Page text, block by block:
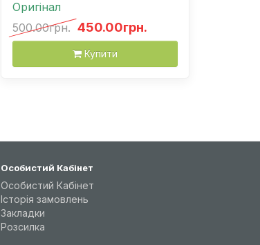
Оригінал
500.00грн. 450.00грн.
Купити
Особистий Кабінет
Особистий Кабінет
Історія замовлень
Закладки
Розсилка